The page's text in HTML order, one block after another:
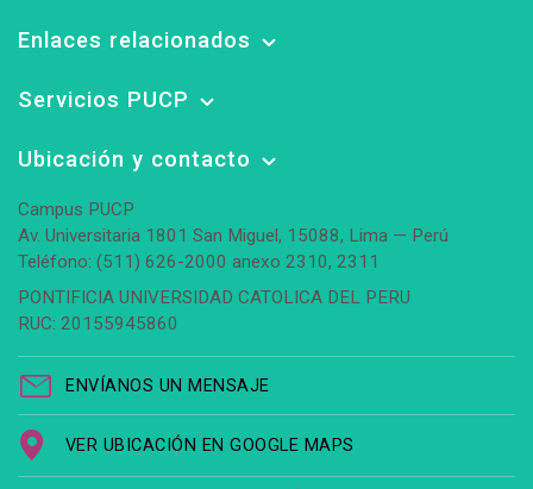
Enlaces relacionados
Servicios PUCP
Ubicación y contacto
Campus PUCP
Av. Universitaria 1801 San Miguel, 15088, Lima — Perú
Teléfono: (511) 626-2000 anexo 2310, 2311
PONTIFICIA UNIVERSIDAD CATOLICA DEL PERU
RUC: 20155945860
ENVÍANOS UN MENSAJE
VER UBICACIÓN EN GOOGLE MAPS